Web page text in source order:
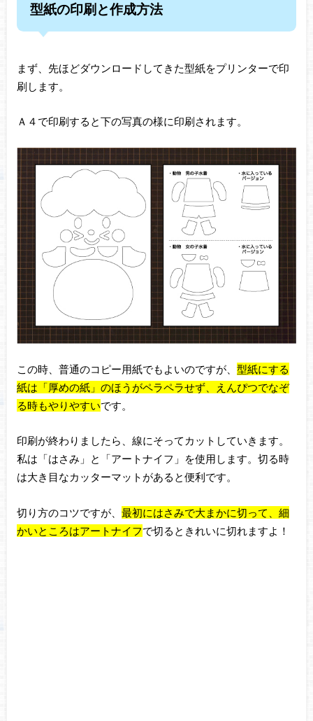
型紙の印刷と作成方法
まず、先ほどダウンロードしてきた型紙をプリンターで印
刷します。
Ａ４で印刷すると下の写真の様に印刷されます。
この時、普通のコピー用紙でもよいのですが、 型紙にする
紙は「厚めの紙」のほうがペラペラせず、えんぴつでなぞ
る時もやりやすいです。
印刷が終わりましたら、線にそってカットしていきます。
私は「はさみ」と「アートナイフ」を使用します。切る時
は大き目なカッターマットがあると便利です。
切り方のコツですが、 最初にはさみで大まかに切って、細
かいところはアートナイフで切るときれいに切れますよ！